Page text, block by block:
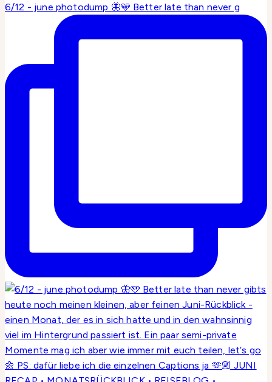
6/12 - june photodump 🦋🩵 Better late than never g